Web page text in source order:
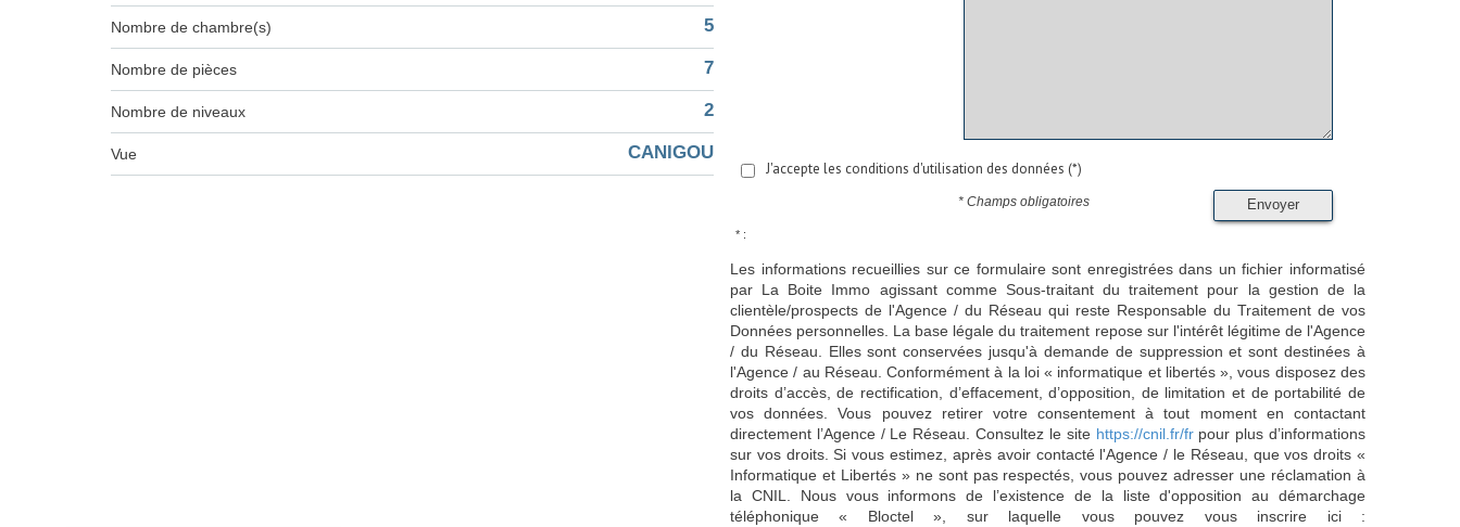
Nombre de chambre(s) 5
Nombre de pièces 7
Nombre de niveaux 2
Vue CANIGOU
J'accepte les conditions d'utilisation des données (*)
Envoyer
* Champs obligatoires
* :
Les informations recueillies sur ce formulaire sont enregistrées dans un fichier informatisé
par La Boite Immo agissant comme Sous-traitant du traitement pour la gestion de la
clientèle/prospects de l'Agence / du Réseau qui reste Responsable du Traitement de vos
Données personnelles. La base légale du traitement repose sur l'intérêt légitime de l'Agence
/ du Réseau. Elles sont conservées jusqu'à demande de suppression et sont destinées à
l'Agence / au Réseau. Conformément à la loi « informatique et libertés », vous disposez des
droits d’accès, de rectification, d’effacement, d’opposition, de limitation et de portabilité de
vos données. Vous pouvez retirer votre consentement à tout moment en contactant
directement l’Agence / Le Réseau. Consultez le site https://cnil.fr/frpour plus d’informations
sur vos droits. Si vous estimez, après avoir contacté l'Agence / le Réseau, que vos droits «
Informatique et Libertés » ne sont pas respectés, vous pouvez adresser une réclamation à
la CNIL. Nous vous informons de l’existence de la liste d'opposition au démarchage
téléphonique « Bloctel », sur laquelle vous pouvez vous inscrire ici :